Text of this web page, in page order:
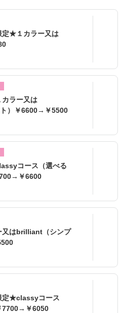
定★１カラー又は
カラー又は
）￥6600→￥5500
コース（選べる
￥6600
又はbrilliant（シンプ
定★classyコース
7700→￥6050